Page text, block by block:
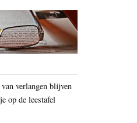
verlangen blijven
op de leestafel